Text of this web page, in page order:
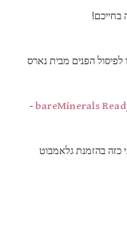
בחייכם!
לפיסול הפנים מבית נארס
bareMinerals
-
כזה בהזמנת גלאמבוט